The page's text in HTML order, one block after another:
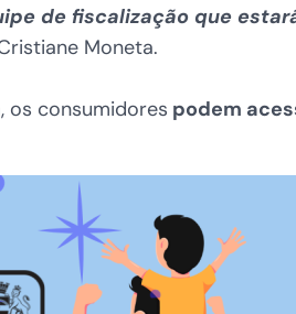
de fiscalização que
Moneta.
os consumidores podem